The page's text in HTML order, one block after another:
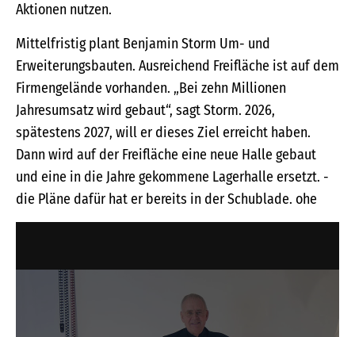
Aktionen nutzen.
Mittelfristig plant Benjamin Storm Um- und
Erweiterungsbauten. Ausreichend Freifläche ist auf dem
Firmengelände vorhanden. „Bei zehn Millionen
Jahresumsatz wird gebaut“, sagt Storm. 2026,
spätestens 2027, will er dieses Ziel erreicht haben.
Dann wird auf der Freifläche eine neue Halle gebaut
und eine in die Jahre gekommene Lagerhalle ersetzt. -
die Pläne dafür hat er bereits in der Schublade. ohe